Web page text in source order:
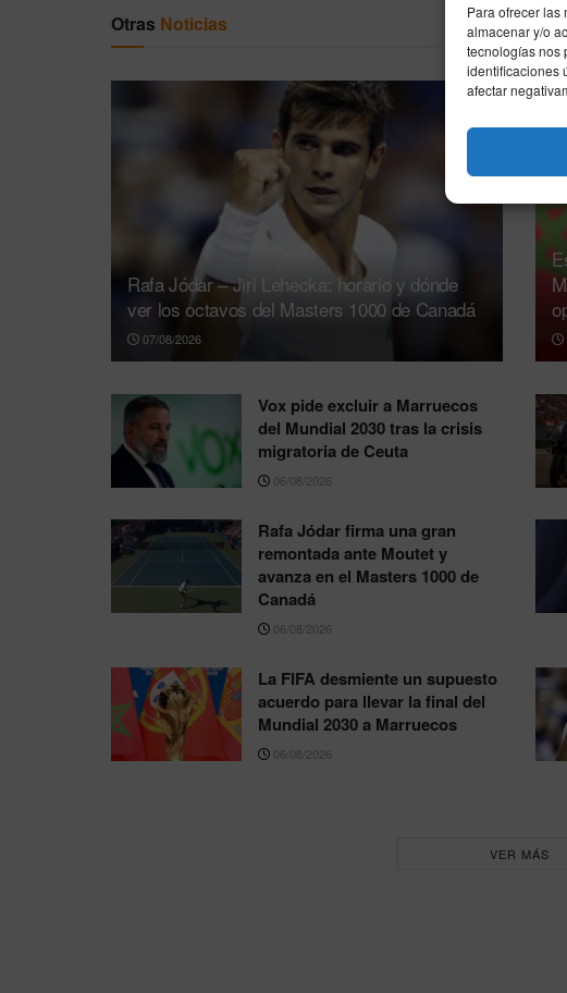
Para ofrecer las
almacenar y/o
tecnologías nos
identificaciones
afectar
Otras Noticias
Rafa Jódar – Jiri Lehecka: horario y dónde
ver los octavos del Masters 1000 de Canadá
07/08/2026
Vox pide excluir a Marruecos
del Mundial 2030 tras la crisis
migratoria de Ceuta
06/08/2026
Rafa Jódar firma una gran
remontada ante Moutet y
avanza en el Masters 1000 de
Canadá
06/08/2026
La FIFA desmiente un supuesto
acuerdo para llevar la final del
Mundial 2030 a Marruecos
06/08/2026
VER MÁS